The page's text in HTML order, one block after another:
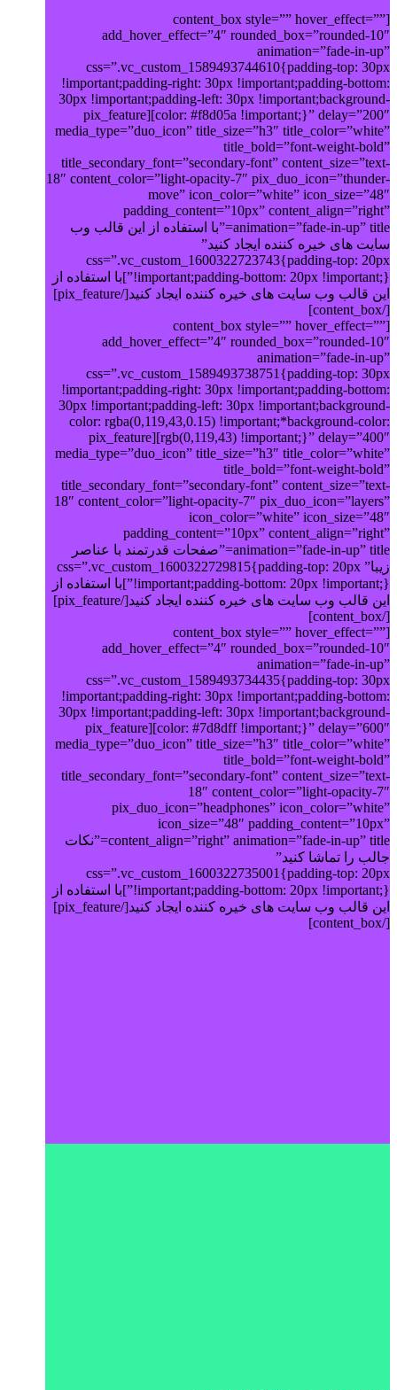
[content_box style=”” hover_effect=””
add_hover_effect=”4″ rounded_box=”rounded-10″
animation=”fade-in-up”
css=”.vc_custom_1589493744610{padding-top: 30px
!important;padding-right: 30px !important;padding-bottom:
30px !important;padding-left: 30px !important;background-
color: #f8d05a !important;}” delay=”200″][pix_feature
media_type=”duo_icon” title_size=”h3″ title_color=”white”
title_bold=”font-weight-bold”
title_secondary_font=”secondary-font” content_size=”text-
18″ content_color=”light-opacity-7″ pix_duo_icon=”thunder-
move” icon_color=”white” icon_size=”48″
padding_content=”10px” content_align=”right”
animation=”fade-in-up” title=”با استفاده از این قالب وب
سایت های خیره کننده ایجاد کنید”
css=”.vc_custom_1600322723743{padding-top: 20px
!important;padding-bottom: 20px !important;}”]با استفاده از
این قالب وب سایت های خیره کننده ایجاد کنید[/pix_feature]
[/content_box]
[content_box style=”” hover_effect=””
add_hover_effect=”4″ rounded_box=”rounded-10″
animation=”fade-in-up”
css=”.vc_custom_1589493738751{padding-top: 30px
!important;padding-right: 30px !important;padding-bottom:
30px !important;padding-left: 30px !important;background-
color: rgba(0,119,43,0.15) !important;*background-color:
rgb(0,119,43) !important;}” delay=”400″][pix_feature
media_type=”duo_icon” title_size=”h3″ title_color=”white”
title_bold=”font-weight-bold”
title_secondary_font=”secondary-font” content_size=”text-
18″ content_color=”light-opacity-7″ pix_duo_icon=”layers”
icon_color=”white” icon_size=”48″
padding_content=”10px” content_align=”right”
animation=”fade-in-up” title=”صفحات قدرتمند با عناصر
زیبا” css=”.vc_custom_1600322729815{padding-top: 20px
!important;padding-bottom: 20px !important;}”]با استفاده از
این قالب وب سایت های خیره کننده ایجاد کنید[/pix_feature]
[/content_box]
[content_box style=”” hover_effect=””
add_hover_effect=”4″ rounded_box=”rounded-10″
animation=”fade-in-up”
css=”.vc_custom_1589493734435{padding-top: 30px
!important;padding-right: 30px !important;padding-bottom:
30px !important;padding-left: 30px !important;background-
color: #7d8dff !important;}” delay=”600″][pix_feature
media_type=”duo_icon” title_size=”h3″ title_color=”white”
title_bold=”font-weight-bold”
title_secondary_font=”secondary-font” content_size=”text-
18″ content_color=”light-opacity-7″
pix_duo_icon=”headphones” icon_color=”white”
icon_size=”48″ padding_content=”10px”
content_align=”right” animation=”fade-in-up” title=”نکات
جالب را تماشا کنید”
css=”.vc_custom_1600322735001{padding-top: 20px
!important;padding-bottom: 20px !important;}”]با استفاده از
این قالب وب سایت های خیره کننده ایجاد کنید[/pix_feature]
[/content_box]